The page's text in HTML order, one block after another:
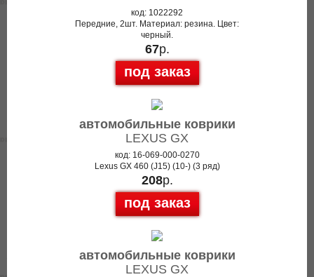
код: 1022292
Передние, 2шт. Материал: резина. Цвет:
черный.
67р.
под заказ
автомобильные коврики
LEXUS GX
код: 16-069-000-0270
Lexus GX 460 (J15) (10-) (3 ряд)
208р.
под заказ
автомобильные коврики
LEXUS GX